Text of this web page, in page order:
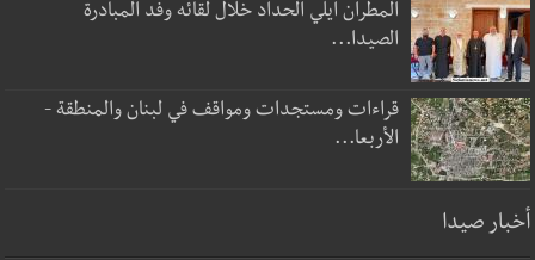
المطران ايلي الحداد خلال لقائه وفد المبادرة
الصيدا...
قراءات ومستجدات ومواقف في لبنان والمنطقة -
الأربعا...
أخبار صيدا